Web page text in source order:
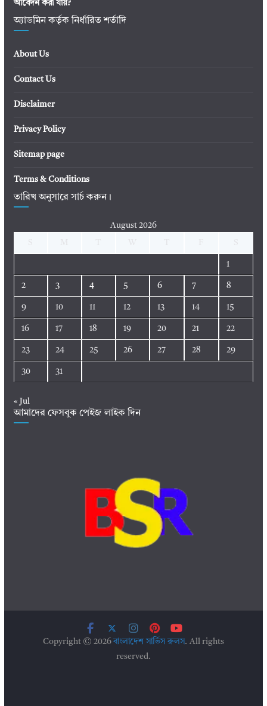
আবেদন করা যায়?
অ্যাডমিন কর্তৃক নির্ধারিত শর্তাদি
About Us
Contact Us
Disclaimer
Privacy Policy
Sitemap page
Terms & Conditions
তারিখ অনুসারে সার্চ করুন।
August 2026
1
2 3 4 5 6 7 8
9 10 11 12 13 14 15
16 17 18 19 20 21 22
23 24 25 26 27 28 29
30 31
« Jul
আমাদের ফেসবুক পেইজ লাইক দিন
Copyright © 2026বাংলাদেশ সার্ভিস রুলস. All rights
reserved.